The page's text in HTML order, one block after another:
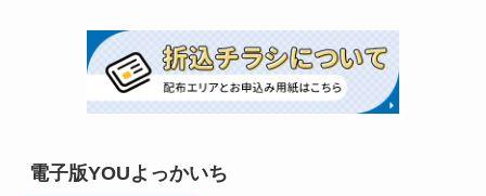
電子版YOUよっかいち